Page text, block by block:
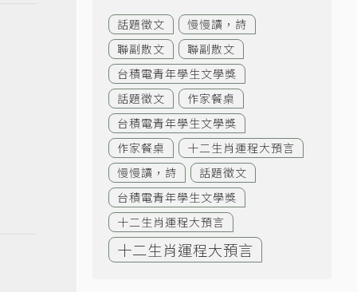
話題徵文
慢慢讀，詩
聯副散文
聯副散文
台積電青年學生文學獎
話題徵文
作家餐桌
台積電青年學生文學獎
作家餐桌
十二生肖運程大預言
慢慢讀，詩
話題徵文
台積電青年學生文學獎
十二生肖運程大預言
十二生肖運程大預言